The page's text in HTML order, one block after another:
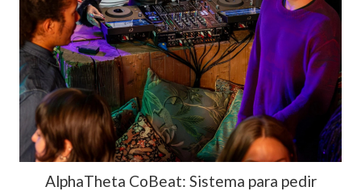
AlphaTheta CoBeat: Sistema para pedir